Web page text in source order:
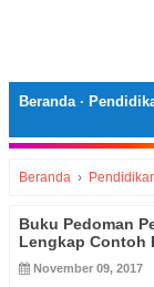
Beranda·
Beranda ›
Buku Pedoman
Lengkap Contoh
November 09, 2017